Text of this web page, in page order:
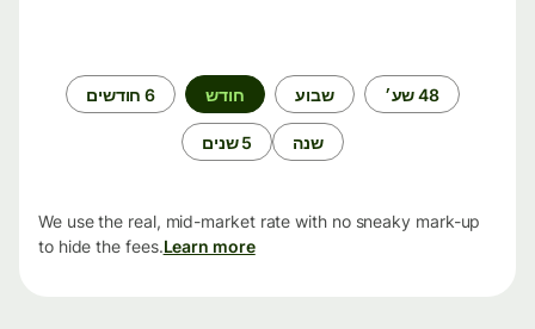
48 שע׳ שבוע חודש 6 חודשים
שנה 5 שנים
We use the real, mid-market rate with no sneaky mark-up
to hide the fees.Learn more